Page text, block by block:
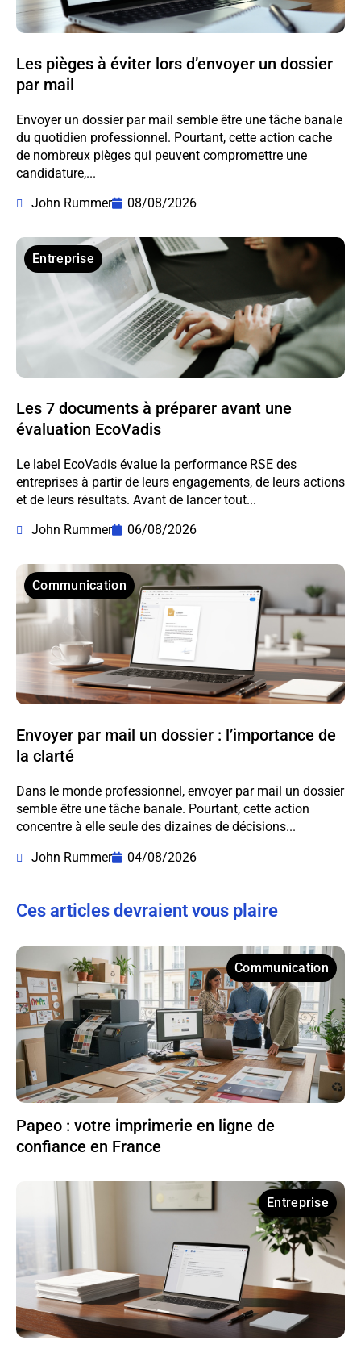
Les pièges à éviter lors d’envoyer un dossier
par mail
Envoyer un dossier par mail semble être une tâche banale
du quotidien professionnel. Pourtant, cette action cache
de nombreux pièges qui peuvent compromettre une
candidature,...
John Rummer
08/08/2026
Entreprise
Les 7 documents à préparer avant une
évaluation EcoVadis
Le label EcoVadis évalue la performance RSE des
entreprises à partir de leurs engagements, de leurs actions
et de leurs résultats. Avant de lancer tout...
John Rummer
06/08/2026
Communication
Envoyer par mail un dossier : l’importance de
la clarté
Dans le monde professionnel, envoyer par mail un dossier
semble être une tâche banale. Pourtant, cette action
concentre à elle seule des dizaines de décisions...
John Rummer
04/08/2026
Ces articles devraient vous plaire
Communication
Papeo : votre imprimerie en ligne de
confiance en France
Entreprise